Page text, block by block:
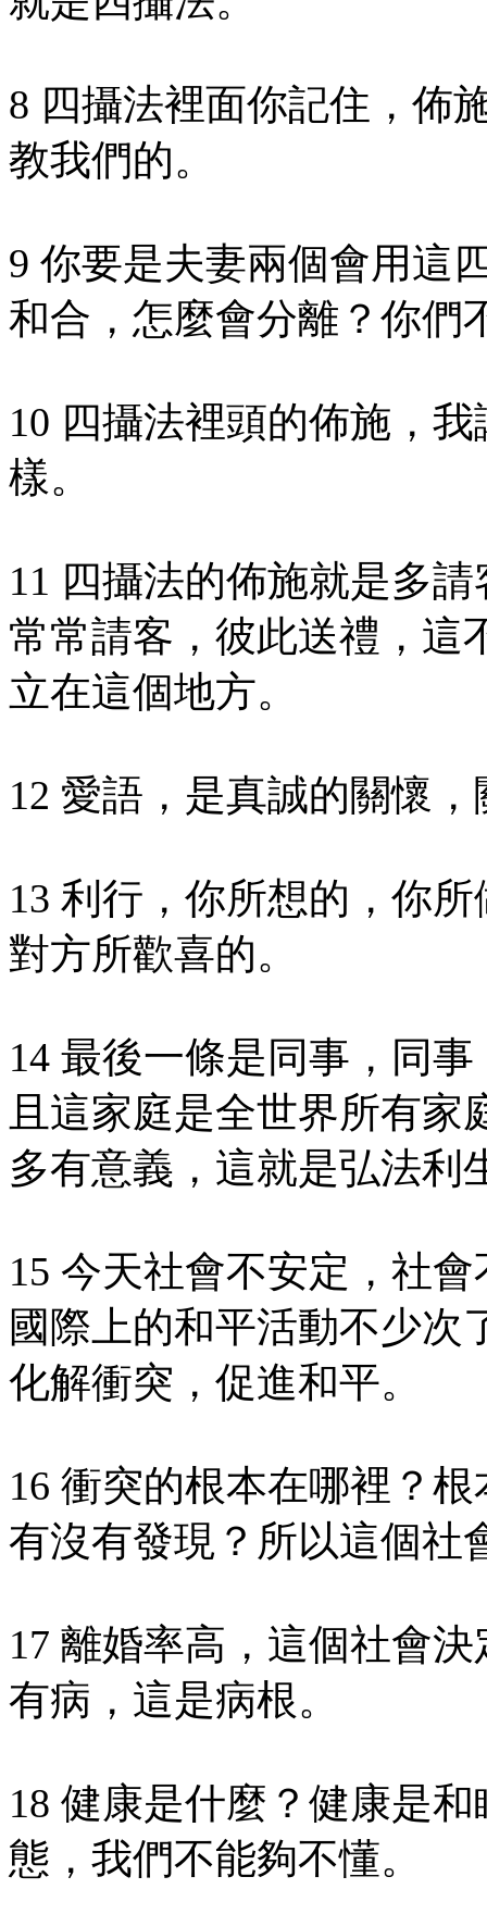
8 四攝法裡面你記住，佈
教我們的。
9 你要是夫妻兩個會用這
和合，怎麼會分離？你們
10 四攝法裡頭的佈施，
樣。
11 四攝法的佈施就是多
常常請客，彼此送禮，這
立在這個地方。
12 愛語，是真誠的關懷
13 利行，你所想的，你
對方所歡喜的。
14 最後一條是同事，同
且這家庭是全世界所有
多有意義，這就是弘法利
15 今天社會不安定，社
國際上的和平活動不少次
化解衝突，促進和平。
16 衝突的根本在哪裡？
有沒有發現？所以這個社
17 離婚率高，這個社會
有病，這是病根。
18 健康是什麼？健康是
態，我們不能夠不懂。